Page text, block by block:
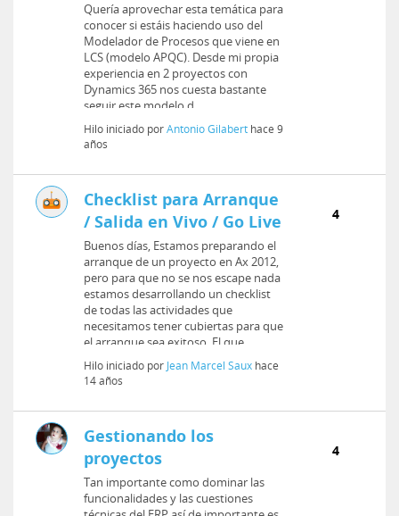
Quería aprovechar esta temática para
conocer si estáis haciendo uso del
Modelador de Procesos que viene en
LCS (modelo APQC). Desde mi propia
experiencia en 2 proyectos con
Dynamics 365 nos cuesta bastante
seguir este modelo d...
Hilo iniciado porAntonio Gilabert hace 9
años
Checklist para Arranque
/ Salida en Vivo / Go Live
Buenos días, Estamos preparando el
arranque de un proyecto en Ax 2012,
pero para que no se nos escape nada
estamos desarrollando un checklist
de todas las actividades que
necesitamos tener cubiertas para que
el arranque sea exitoso. El que
aparece...
Hilo iniciado por Jean Marcel Saux hace
14 años
4
Gestionando los
proyectos
Tan importante como dominar las
funcionalidades y las cuestiones
4